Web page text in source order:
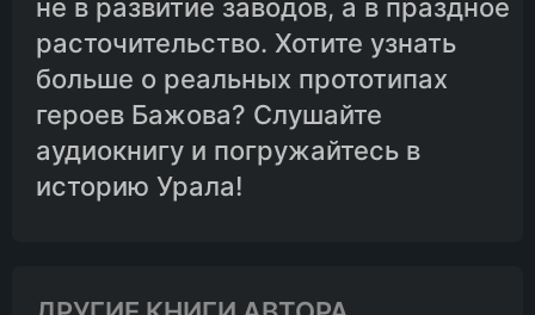
не в развитие заводов, а в праздное
расточительство. Хотите узнать
больше о реальных прототипах
героев Бажова? Слушайте
аудиокнигу и погружайтесь в
историю Урала!